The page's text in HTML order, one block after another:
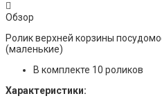
Обзор
Ролик верхней корзины
(маленькие)
В комплекте 10 роликов
Характеристики: